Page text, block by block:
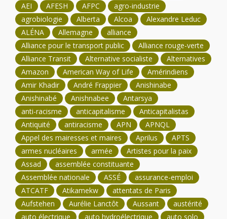
AEI
AFESH AFPC
agro-industrie
agrobiologie
Alberta Alcoa
Alexandre Leduc
ALÉNA
Allemagne
alliance
Alliance pour le transport public
Alliance rouge-verte
Alliance Transit
Alternative socialiste
Alternatives
Amazon
American Way of Life
Amérindiens
Amir Khadir
André Frappier
Anishinabe
Anishinabé
Anishnabee
Antarsya
anti-racisme
anticapitalisme
Anticapitalistas
Antiquité
antiracisme APN
APNQL
Appel des mairesses et maires
Aprilus
APTS
armes nucléaires
armée
Artistes pour la paix
Assad
assemblée constituante
Assemblée nationale
ASSÉ
assurance-emploi
ATCATF
Atikamekw
attentats de Paris
Aufstehen
Aurélie Lanctôt Aussant
austérité
auto électrique
auto hydroélectrique auto solo